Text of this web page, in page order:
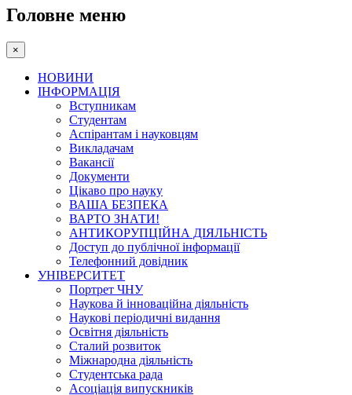
Головне меню
×
НОВИНИ
ІНФОРМАЦІЯ
Вступникам
Студентам
Аспірантам і науковцям
Викладачам
Вакансії
Документи
Цікаво про науку
ВАША БЕЗПЕКА
ВАРТО ЗНАТИ!
АНТИКОРУПЦІЙНА ДІЯЛЬНІСТЬ
Доступ до публічної інформації
Телефонний довідник
УНІВЕРСИТЕТ
Портрет ЧНУ
Наукова й інноваційна діяльність
Наукові періодичні видання
Освітня діяльність
Сталий розвиток
Міжнародна діяльність
Студентська рада
Асоціація випускників